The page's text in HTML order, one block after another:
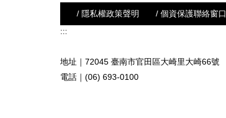
/ 隱私權政策聲明
/ 個資保護聯絡窗口
:::
地址｜72045 臺南市官田區大崎里大崎66號
電話｜(06) 693-0100